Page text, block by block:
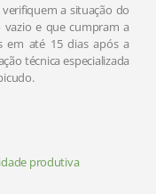
a situação do
e que cumpram a
em até 15 dias após a
técnica especializada
produtiva